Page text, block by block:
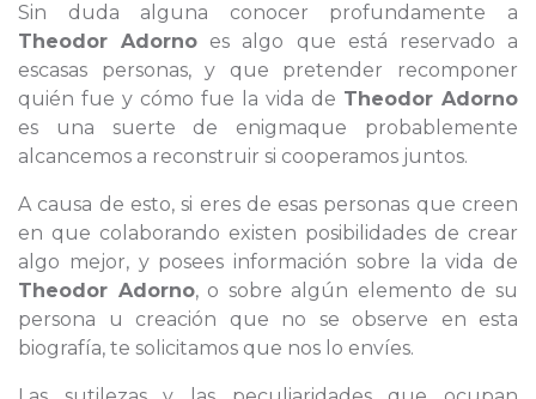
Sin duda alguna conocer profundamente a
Theodor Adorno es algo que está reservado a
escasas personas, y que pretender recomponer
quién fue y cómo fue la vida de Theodor Adorno
es una suerte de enigmaque probablemente
alcancemos a reconstruir si cooperamos juntos.
A causa de esto, si eres de esas personas que creen
en que colaborando existen posibilidades de crear
algo mejor, y posees información sobre la vida de
Theodor Adorno, o sobre algún elemento de su
persona u creación que no se observe en esta
biografía, te solicitamos que nos lo envíes.